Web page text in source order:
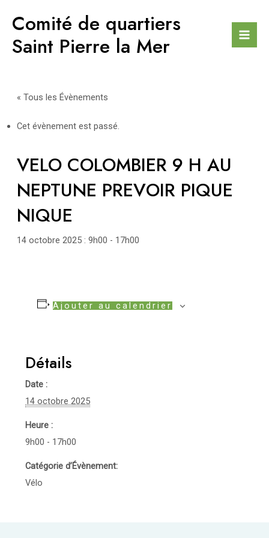
Comité de quartiers
Saint Pierre la Mer
« Tous les Évènements
Cet évènement est passé.
VELO COLOMBIER 9 H AU
NEPTUNE PREVOIR PIQUE
NIQUE
14 octobre 2025 : 9h00 - 17h00
Ajouter au calendrier
Détails
Date :
14 octobre 2025
Heure :
9h00 - 17h00
Catégorie d’Évènement:
Vélo